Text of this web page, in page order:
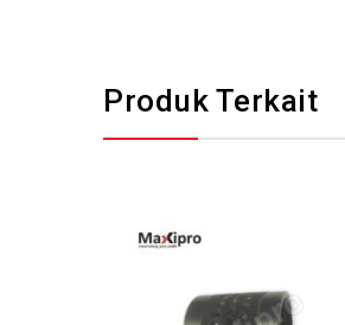
Produk Terkait